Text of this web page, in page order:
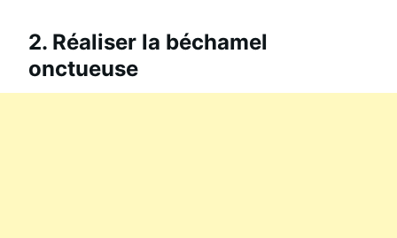
2. Réaliser la béchamel
onctueuse